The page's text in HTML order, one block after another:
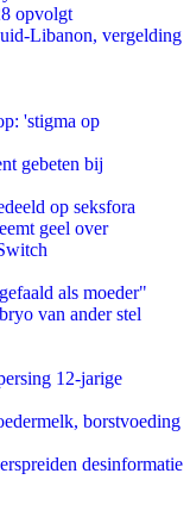
opvolgt
Libanon, vergelding
'stigma op
gebeten bij
op seksfora
geel over
als moeder"
van ander stel
12-jarige
borstvoeding
desinformatie